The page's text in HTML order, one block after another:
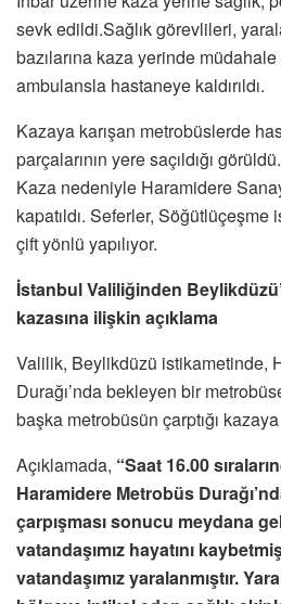
sevk edildi.Sağlık görevlileri,
bazılarına kaza yerinde müdahale
ambulansla hastaneye kaldırıldı.
Kazaya karışan metrobüslerde
parçalarının yere saçıldığı görüldü.
Kaza nedeniyle Haramidere
kapatıldı. Seferler,
çift yönlü yapılıyor.
İstanbul Valiliğinden
kazasına ilişkin açıklama
Valilik, Beylikdüzü istikametinde,
Durağı’nda bekleyen bir
başka metrobüsün çarptığı
Açıklamada, “Saat 16.00
Haramidere Metrobüs
çarpışması sonucu meydana
vatandaşımız hayatını
vatandaşımız yaralanmıştır.